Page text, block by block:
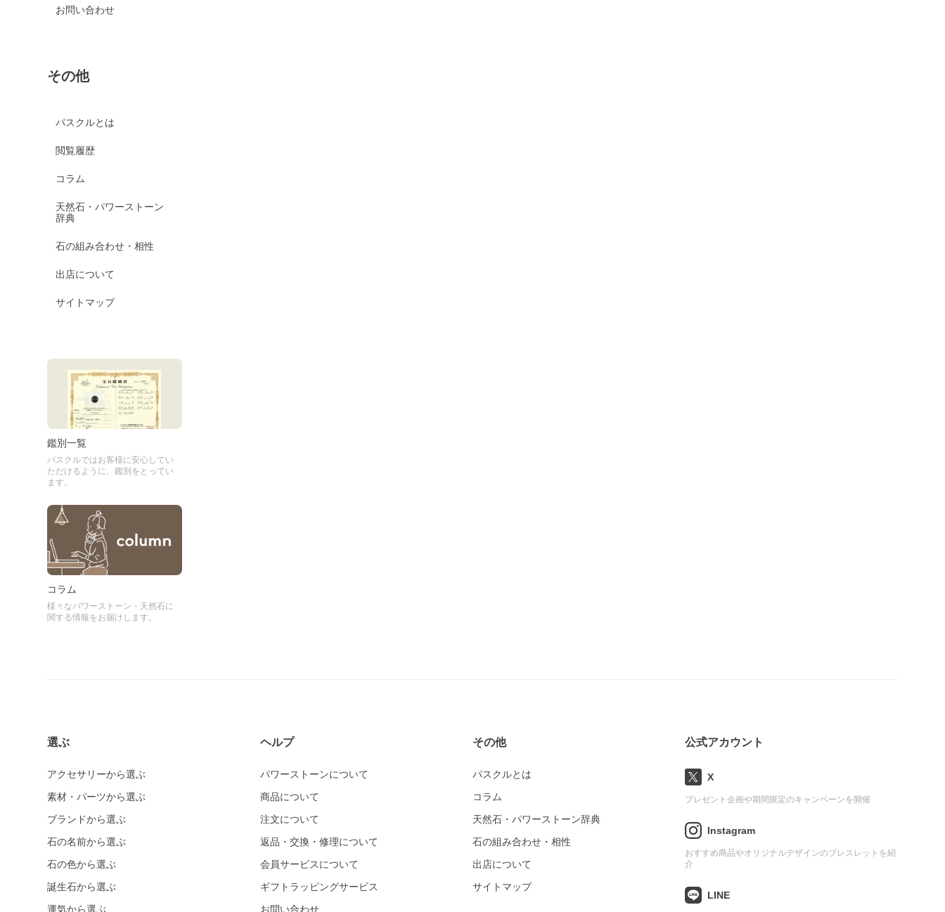
お問い合わせ
その他
パスクルとは
閲覧履歴
コラム
天然石・パワーストーン
辞典
石の組み合わせ・相性
出店について
サイトマップ
鑑別一覧
パスクルではお客様に安心してい
ただけるように、鑑別をとってい
ます。
コラム
様々なパワーストーン・天然石に
関する情報をお届けします。
選ぶ
アクセサリーから選ぶ
素材・パーツから選ぶ
ブランドから選ぶ
石の名前から選ぶ
石の色から選ぶ
誕生石から選ぶ
運気から選ぶ
ヘルプ
パワーストーンについて
商品について
注文について
返品・交換・修理について
会員サービスについて
ギフトラッピングサービス
お問い合わせ
その他
パスクルとは
コラム
天然石・パワーストーン辞典
石の組み合わせ・相性
出店について
サイトマップ
公式アカウント
X
プレゼント企画や期間限定のキャンペーンを開催
Instagram
おすすめ商品やオリジナルデザインのブレスレットを紹
介
LINE